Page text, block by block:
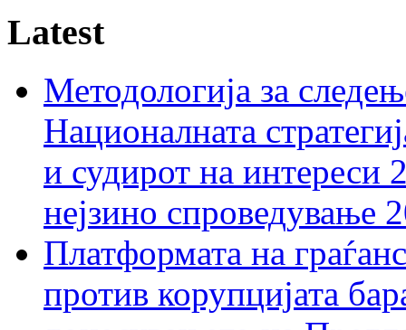
Latest
Методологија за
Националната
и судирот на интереси
нејзино спроведување
Платформата на
против корупцијата